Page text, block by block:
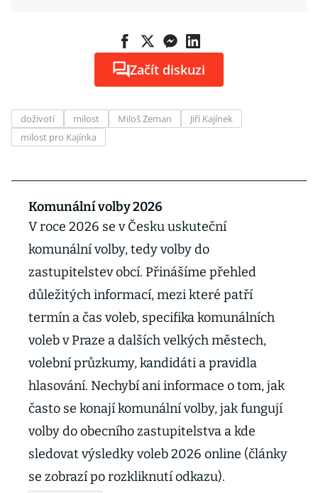
Začít diskuzi
doživotí milost Miloš Zeman
Jiří Kajínek
milost pro Kajínka
Komunální volby 2026
V roce 2026 se v Česku uskuteční
komunální volby, tedy volby do
zastupitelstev obcí. Přinášíme přehled
důležitých informací, mezi které patří
termín a čas voleb, specifika komunálních
voleb v Praze a dalších velkých městech,
volební průzkumy, kandidáti a pravidla
hlasování. Nechybí ani informace o tom, jak
často se konají komunální volby, jak fungují
volby do obecního zastupitelstva a kde
sledovat výsledky voleb 2026 online (články
se zobrazí po rozkliknutí odkazu).